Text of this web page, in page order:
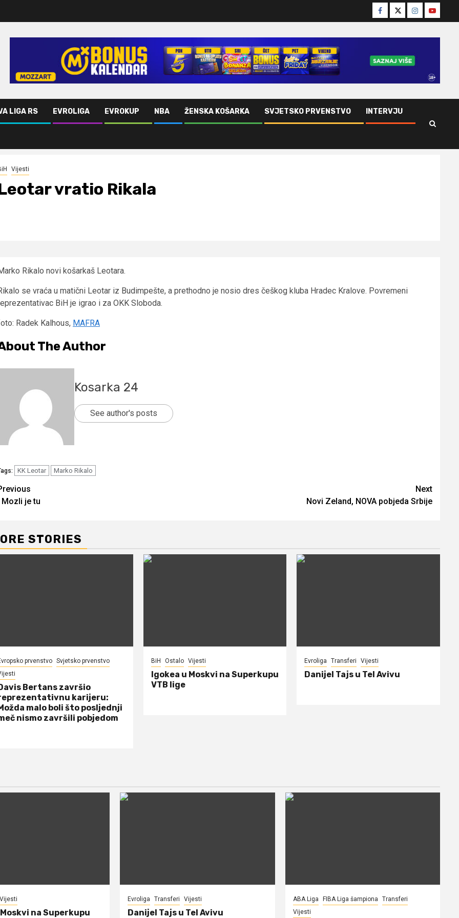
Facebook
TwitterInstagram
Youtube
LIGA RS EVROLIGA EVROKUP NBA ŽENSKA KOŠARKA SVJETSKO PRVENSTVO INTERVJU
Vijesti
vratio Rikala
Rikalo novi košarkaš Leotara.
se vraća u matični Leotar iz Budimpešte, a prethodno je nosio dres češkog kluba Hradec Kralove. Povremeni
BiH je igrao i za OKK Sloboda.
Radek Kalhous, MAFRA
The Author
Kosarka 24
See author's posts
KK Leotar Marko Rikalo
Mozli je tu
Next
Novi Zeland, NOVA pobjeda Srbije
STORIES
prvenstvo Svjetsko prvenstvo
Bertans završio
karijeru:
malo boli što posljednji
nismo završili pobjedom
BiH Ostalo Vijesti
Igokea u Moskvi na Superkupu
VTB lige
Evroliga Transferi Vijesti
Danijel Tajs u Tel Avivu
na Superkupu
Evroliga Transferi Vijesti
Danijel Tajs u Tel Avivu
ABA Liga FIBA Liga šampiona
Transferi
Vijesti